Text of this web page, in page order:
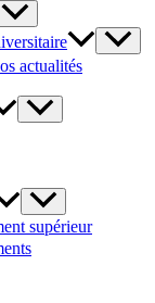
actualités
supérieur